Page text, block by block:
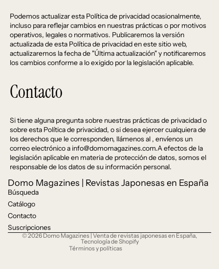
Podemos actualizar esta Política de privacidad ocasionalmente,
incluso para reflejar cambios en nuestras prácticas o por motivos
operativos, legales o normativos. Publicaremos la versión
actualizada de esta Política de privacidad en este sitio web,
actualizaremos la fecha de "Última actualización" y notificaremos
los cambios conforme a lo exigido por la legislación aplicable.
Contacto
Si tiene alguna pregunta sobre nuestras prácticas de privacidad o
sobre esta Política de privacidad, o si desea ejercer cualquiera de
los derechos que le corresponden, llámenos al , envíenos un
correo electrónico a info@domomagazines.com.A efectos de la
legislación aplicable en materia de protección de datos, somos el
responsable de los datos de su información personal.
Domo Magazines | Revistas Japonesas en España
Búsqueda
Catálogo
Contacto
Suscripciones
© 2026 Domo Magazines | Venta de revistas japonesas en España,
Tecnología de Shopify
Términos y políticas
Política de privacidad
Política de reembolso
Información de contacto
Política de cancelación